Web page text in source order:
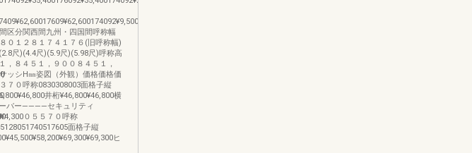
区分関西間九州・四国間呼称幅
０１２８１７４１７６(旧呼称幅)
尺)(4.4尺)(5.9尺)(5.98尺)呼称高
，８４５１，９００８４５１，
ッシH㎜姿図（外観）価格価格価
７０呼称0830308003面格子縦
井桁¥46,800¥46,800横
ーバー————セキュリティ
０５５７０呼称
面格子縦
ヒ